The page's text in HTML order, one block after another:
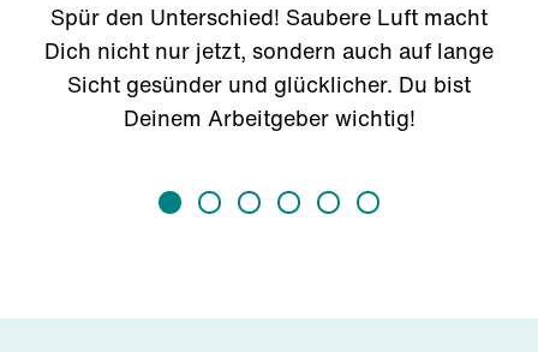
Spür den Unterschied! Saubere Luft macht
Dich nicht nur jetzt, sondern auch auf lange
Sicht gesünder und glücklicher. Du bist
Deinem Arbeitgeber wichtig!